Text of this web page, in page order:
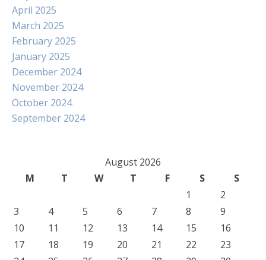
April 2025
March 2025
February 2025
January 2025
December 2024
November 2024
October 2024
September 2024
August 2026
M
T W T F S
S
1
2
3
4 5 6 7 8
9
10
11 12 13 14 15
16
17
18 19 20 21 22
23